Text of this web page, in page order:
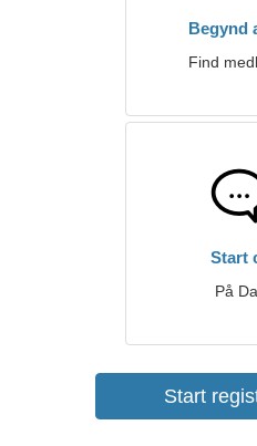
Begynd
Find
Start
På
Start